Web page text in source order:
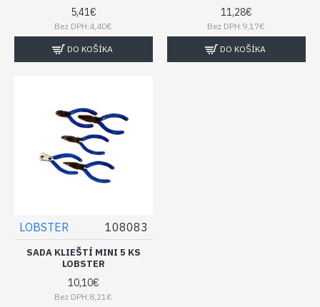
5,41€
Bez DPH:4,40€
DO KOŠÍKA
11,28€
Bez DPH:9,17€
DO KOŠÍKA
LOBSTER 108083
SADA KLIEŠTÍ MINI 5 KS
LOBSTER
10,10€
Bez DPH:8,21€